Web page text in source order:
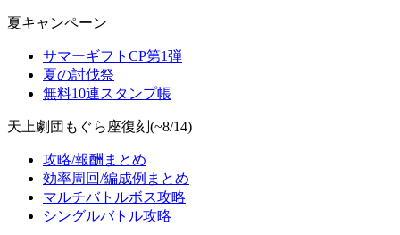
夏キャンペーン
サマーギフトCP第1弾
夏の討伐祭
無料10連スタンプ帳
天上劇団もぐら座復刻(~8/14)
攻略/報酬まとめ
効率周回/編成例まとめ
マルチバトルボス攻略
シングルバトル攻略